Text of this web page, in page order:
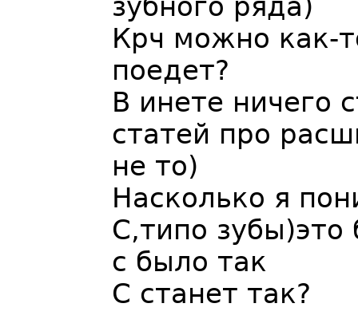
зубного ряда)
Крч можно как-
поедет?
В инете ничего
статей про
не то)
Насколько я
С,типо зубы)это
с было так
С станет так?